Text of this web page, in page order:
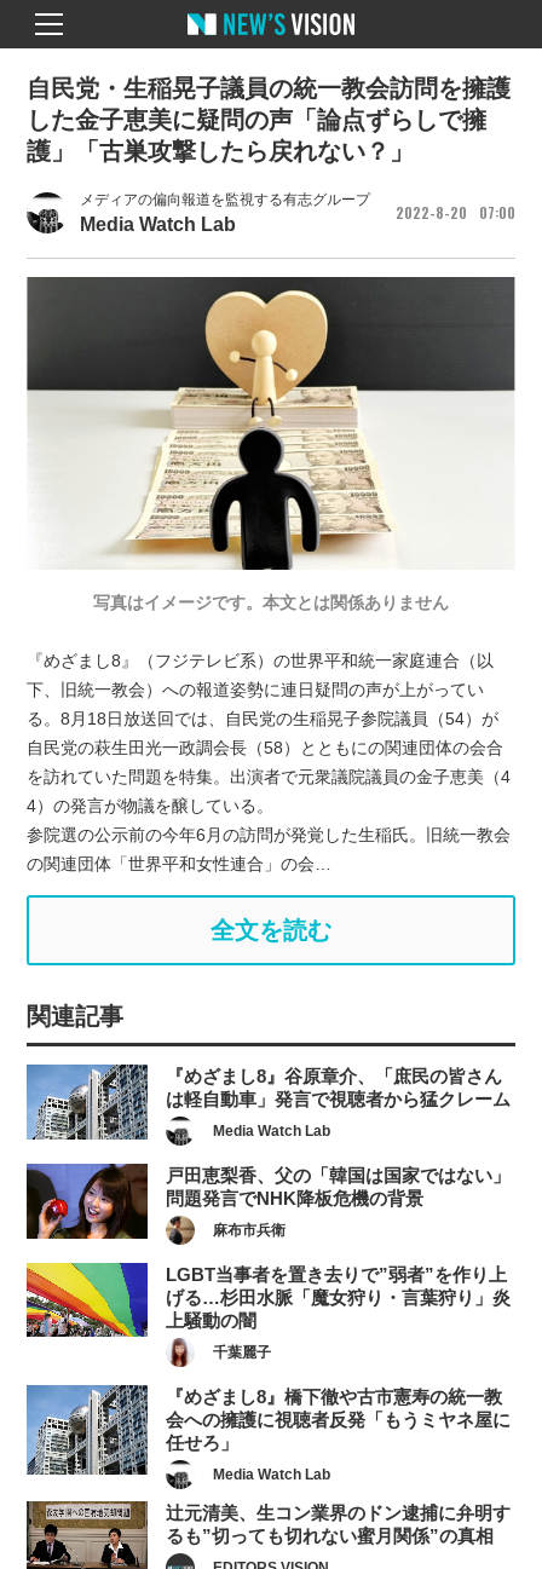
メディアの偏向報道を監視する有志グループ
Media Watch Lab
2022 8 20 07 00
自民党・生稲晃子議員の統一教会訪問を擁護
した金子恵美に疑問の声「論点ずらしで擁
護」「古巣攻撃したら戻れない？」
写真はイメージです。本文とは関係ありません
『めざまし8』（フジテレビ系）の世界平和統一家庭連合（以
下、旧統一教会）への報道姿勢に連日疑問の声が上がってい
る。8月18日放送回では、自民党の生稲晃子参院議員（54）が
自民党の萩生田光一政調会長（58）とともにの関連団体の会合
を訪れていた問題を特集。出演者で元衆議院議員の金子恵美（4
4）の発言が物議を醸している。
参院選の公示前の今年6月の訪問が発覚した生稲氏。旧統一教会
の関連団体「世界平和女性連合」の会…
全文を読む
関連記事
『めざまし8』谷原章介、「庶民の皆さん
は軽自動車」発言で視聴者から猛クレーム
Media Watch Lab
戸田恵梨香、父の「韓国は国家ではない」
問題発言でNHK降板危機の背景
麻布市兵衛
LGBT当事者を置き去りで”弱者”を作り上
げる…杉田水脈「魔女狩り・言葉狩り」炎
上騒動の闇
千葉麗子
『めざまし8』橋下徹や古市憲寿の統一教
会への擁護に視聴者反発「もうミヤネ屋に
任せろ」
Media Watch Lab
辻元清美、生コン業界のドン逮捕に弁明す
るも”切っても切れない蜜月関係”の真相